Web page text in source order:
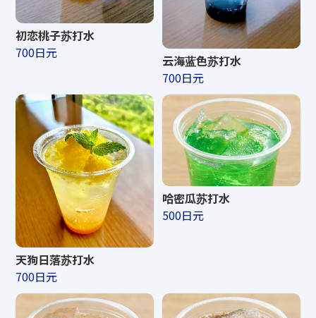
初恋桃子苏打水
700日元
云海蓝色苏打水
700日元
天狗日落苏打水
700日元
哈密​​瓜苏打水
500日元